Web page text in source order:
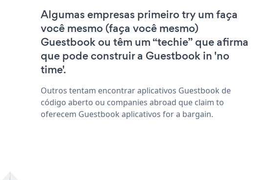
Algumas empresas primeiro try um faça
você mesmo (faça você mesmo)
Guestbook ou têm um “techie” que afirma
que pode construir a Guestbook in 'no
time'.
Outros tentam encontrar aplicativos Guestbook de
código aberto ou companies abroad que claim to
oferecem Guestbook aplicativos for a bargain.